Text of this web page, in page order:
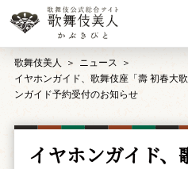
歌舞伎美人
ニュース
イヤホンガイド、歌舞伎座「壽 初春大
ンガイド予約受付のお知らせ
イヤホンガイド